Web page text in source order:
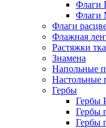
Флаги
Флаги
Флаги
Флажная
Растяжки
Знамена
Напольные
Настольные
Гербы
Гербы
Гербы
Гербы